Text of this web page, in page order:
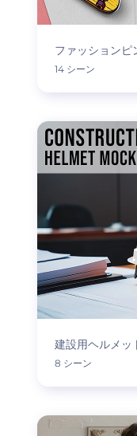
ファッションピ
14 シーン
建設用ヘルメッ
8 シーン